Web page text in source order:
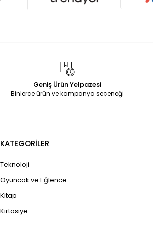
Geniş Ürün Yelpazesi
Binlerce ürün ve kampanya seçeneği
KATEGORİLER
Teknoloji
Oyuncak ve Eğlence
Kitap
Kırtasiye